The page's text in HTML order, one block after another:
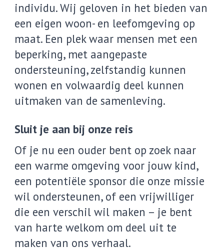
individu. Wij geloven in het bieden van
een eigen woon- en leefomgeving op
maat. Een plek waar mensen met een
beperking, met aangepaste
ondersteuning, zelfstandig kunnen
wonen en volwaardig deel kunnen
uitmaken van de samenleving.
Sluit je aan bij onze reis
Of je nu een ouder bent op zoek naar
een warme omgeving voor jouw kind,
een potentiële sponsor die onze missie
wil ondersteunen, of een vrijwilliger
die een verschil wil maken – je bent
van harte welkom om deel uit te
maken van ons verhaal.